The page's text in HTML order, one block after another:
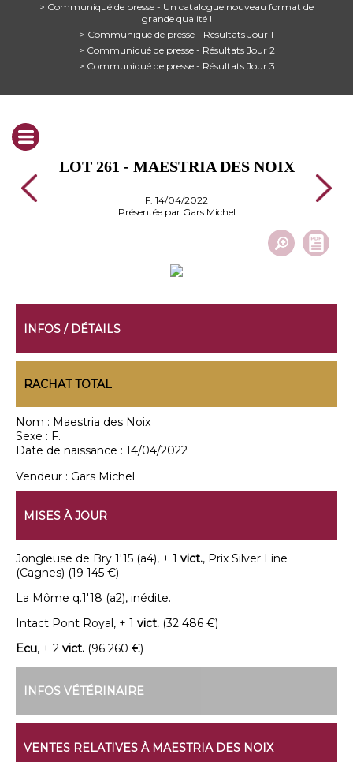
> Communiqué de presse - Un catalogue nouveau format de
grande qualité !
> Communiqué de presse - Résultats Jour 1
> Communiqué de presse - Résultats Jour 2
> Communiqué de presse - Résultats Jour 3
LOT 261 - MAESTRIA DES NOIX
F. 14/04/2022
Présentée par Gars Michel
INFOS / DÉTAILS
RACHAT TOTAL
Nom : Maestria des Noix
Sexe : F.
Date de naissance : 14/04/2022
Vendeur : Gars Michel
MISES À JOUR
Jongleuse de Bry 1'15 (a4), + 1 vict., Prix Silver Line
(Cagnes) (19 145 €)
La Môme q.1'18 (a2), inédite.
Intact Pont Royal, + 1 vict. (32 486 €)
Ecu, + 2 vict. (96 260 €)
INFOS VÉTÉRINAIRE
VENTES RELATIVES À MAESTRIA DES NOIX